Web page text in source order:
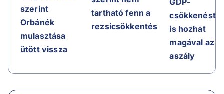
szerint
Orbánék
mulasztása
ütött vissza
tartható fenn a
rezsicsökkentés
csökkenést
is hozhat
magával az
aszály